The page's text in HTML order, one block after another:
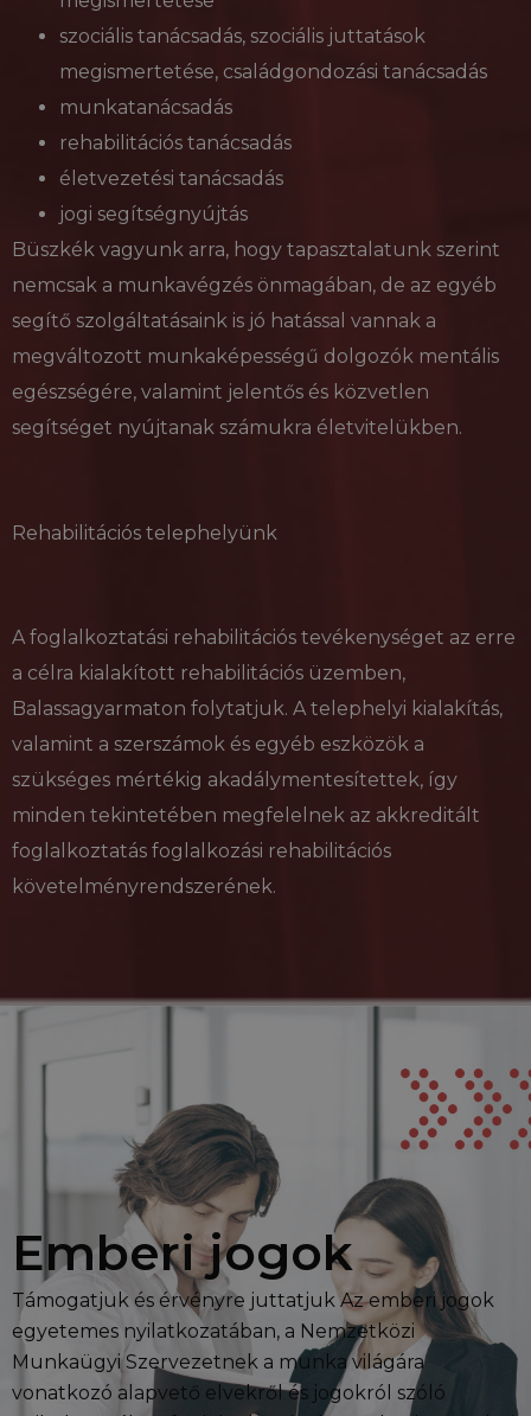
szociális tanácsadás, szociális juttatások
megismertetése, családgondozási tanácsadás
munkatanácsadás
rehabilitációs tanácsadás
életvezetési tanácsadás
jogi segítségnyújtás
Büszkék vagyunk arra, hogy tapasztalatunk szerint
nemcsak a munkavégzés önmagában, de az egyéb
segítő szolgáltatásaink is jó hatással vannak a
megváltozott munkaképességű dolgozók mentális
egészségére, valamint jelentős és közvetlen
segítséget nyújtanak számukra életvitelükben.
Rehabilitációs telephelyünk
A foglalkoztatási rehabilitációs tevékenységet az erre
a célra kialakított rehabilitációs üzemben,
Balassagyarmaton folytatjuk. A telephelyi kialakítás,
valamint a szerszámok és egyéb eszközök a
szükséges mértékig akadálymentesítettek, így
minden tekintetében megfelelnek az akkreditált
foglalkoztatás foglalkozási rehabilitációs
követelményrendszerének.
Emberi jogok
Támogatjuk és érvényre juttatjuk Az emberi jogok
egyetemes nyilatkozatában, a Nemzetközi
Munkaügyi Szervezetnek a munka világára
vonatkozó alapvető elvekről és jogokról szóló
Név
_fbp
Meta
Platform
3 hónap
.google.com
nap
a
(amely
_gat_gtag_UA_175807850_1
szolgál
wpglobus-language delego.hu
1 év
hónap